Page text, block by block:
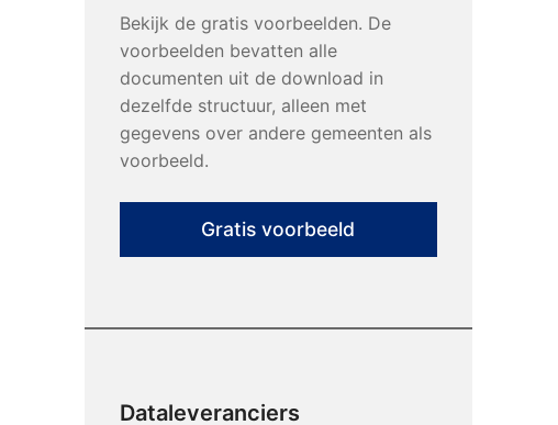
Bekijk de gratis voorbeelden. De
voorbeelden bevatten alle
documenten uit de download in
dezelfde structuur, alleen met
gegevens over andere gemeenten als
voorbeeld.
Gratis voorbeeld
Dataleveranciers